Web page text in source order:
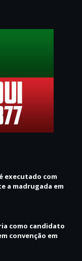
é executado com
a madrugada em
como candidato
convenção em